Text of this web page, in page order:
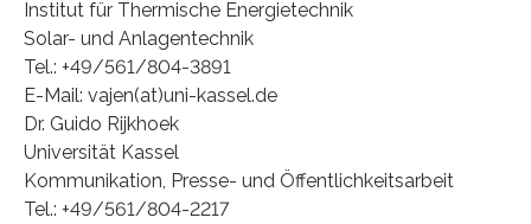
Institut für Thermische Energietechnik
Solar- und Anlagentechnik
Tel.: +49/561/804-3891
E-Mail: vajen(at)uni-kassel.de
Dr. Guido Rijkhoek
Universität Kassel
Kommunikation, Presse- und Öffentlichkeitsarbeit
Tel.: +49/561/804-2217